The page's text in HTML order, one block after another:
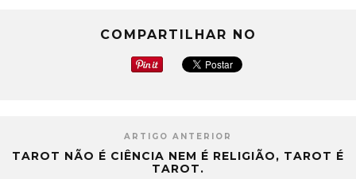
COMPARTILHAR NO
ARTIGO ANTERIOR
TAROT NÃO É CIÊNCIA NEM É RELIGIÃO, TAROT É
TAROT.